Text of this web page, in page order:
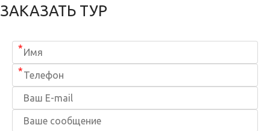
ЗАКАЗАТЬ ТУР
*
*